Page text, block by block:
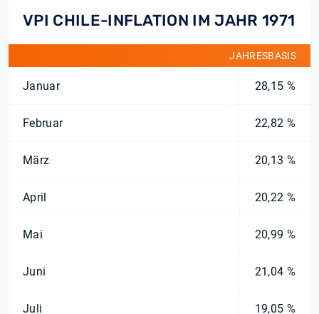
VPI CHILE-INFLATION IM JAHR 1971
JAHRESBASIS
Januar 28,15 %
Februar 22,82 %
März 20,13 %
April 20,22 %
Mai 20,99 %
Juni 21,04 %
Juli 19,05 %